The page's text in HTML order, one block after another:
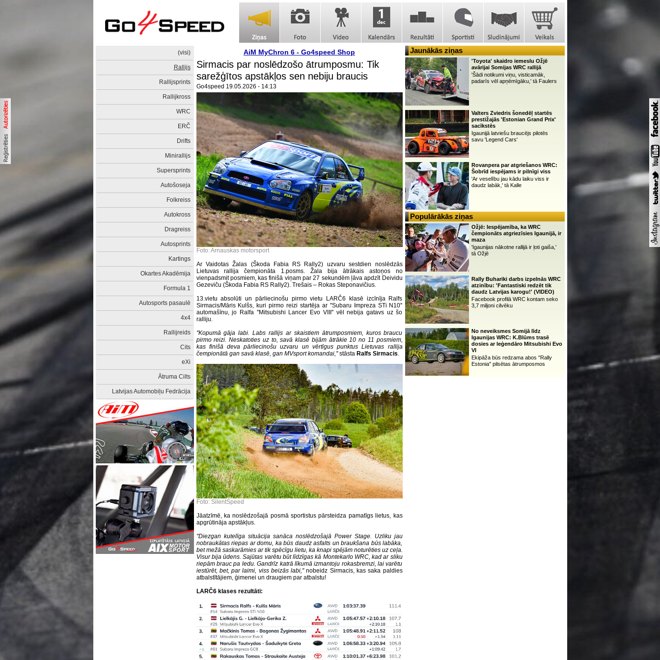
(visi)
Rallijs
Rallijsprints
Rallijkross
WRC
ERČ
Drifts
Minirallijs
Supersprints
Autošoseja
Folkreiss
Autokross
Dragreiss
Autosprints
Kartings
Okartes Akadēmija
Formula 1
Autosports pasaulē
4x4
Rallijreids
Cits
eXi
Ātruma Cilts
Latvijas Automobiļu Fedrācija
AiM MyChron 6 - Go4speed Shop
Sirmacis par noslēdzošo ātrumposmu: Tik
sarežģītos apstākļos sen nebiju braucis
Go4speed 19.05.2026 - 14:13
Foto: Arnauskas motorsport
Ar Vaidotas Žalas (Škoda Fabia RS Rally2) uzvaru sestdien noslēdzās
Lietuvas rallija čempionāta 1.posms. Žala bija ātrākais astoņos no
vienpadsmit posmiem, kas finišā viņam par 27 sekundēm ļāva apdzīt Deividu
Gezeviču (Škoda Fabia RS Rally2). Trešais – Rokas Steponavičius.
13.vietu absolūti un pārliecinošu pirmo vietu LARČ6 klasē izcīnīja Ralfs
Sirmacis/Māris Kulšs, kuri pirmo reizi startēja ar ''Subaru Impreza STi N10''
automašīnu, jo Ralfa ''Mitsubishi Lancer Evo VIII'' vēl nebija gatavs uz šo
ralliju.
''Kopumā gāja labi. Labs rallijs ar skaistiem ātrumposmiem, kuros braucu
pirmo reizi. Neskatoties uz to, savā klasē bijām ātrākie 10 no 11 posmiem,
kas finišā deva pārliecinošu uzvaru un vērtīgus punktus Lietuvas rallija
čempionātā gan savā klasē, gan MVsport komandai,''stāsta Ralfs Sirmacis.
Foto: SilentSpeed
Jāatzīmē, ka noslēdzošajā posmā sportistus pārsteidza pamatīgs lietus, kas
apgrūtināja apstākļus.
''Diezgan kutelīga situācija sanāca noslēdzošajā Power Stage. Uzliku jau
nobraukātas riepas ar domu, ka būs daudz asfalts un braukšana būs labāka,
bet mežā saskarāmies ar tik spēcīgu lietu, ka knapi spējām noturēties uz ceļa.
Visur bija ūdens. Sajūtas varētu būt līdzīgas kā Montekarlo WRC, kad ar sliku
riepām brauc pa ledu. Gandrīz katrā līkumā izmantoju rokasbremzi, lai varētu
iestūrēt, bet, par laimi, viss beizās labi,''nobeidz Sirmacis, kas saka paldies
atbalstītājiem, ģimenei un draugiem par atbalstu!
LARČ6 klases rezultāti:
Jaunākās ziņas
'Toyota' skaidro iemeslu Ožjē
avārijai Somijas WRC rallijā
'Šādi notikumi viņu, visticamāk,
padarīs vēl apņēmīgāku,' tā Faulers
Valters Zviedris šonedēļ startēs
prestižajās 'Estonian Grand Prix'
sacīkstēs
Igaunijā latviešu braucējs pilotēs
savu 'Legend Cars'
Rovanpera par atgriešanos WRC:
Šobrīd iespējams ir pilnīgi viss
'Ar veselību jau kādu laiku viss ir
daudz labāk,' tā Kalle
Populārākās ziņas
Ožjē: Iespējamība, ka WRC
čempionāts atgriezīsies Igaunijā, ir
maza
'Igaunijas nākotne rallijā ir ļoti gaiša,'
tā Ožjē
Rally Buhariki darbs izpelnās WRC
atzinību: 'Fantastiski redzēt tik
daudz Latvijas karogu!' (VIDEO)
Facebook profilā WRC kontam seko
3,7 miljoni cilvēku
No neveiksmes Somijā līdz
Igaunijas WRC: K.Blūms trasē
dosies ar leģendāro Mitsubishi Evo
VI
Ekipāža būs redzama abos ''Rally
Estonia'' pilsētas ātrumposmos